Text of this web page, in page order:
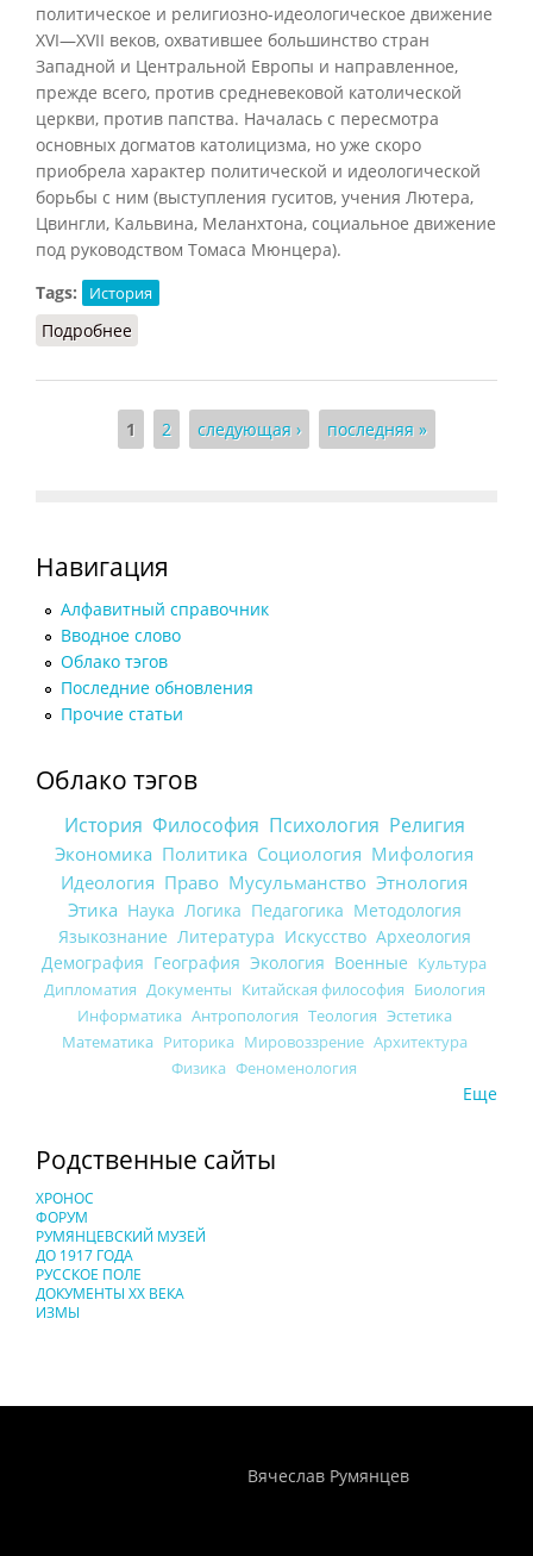
политическое и религиозно-идеологическое движение
XVI—XVII веков, охватившее большинство стран
Западной и Центральной Европы и направленное,
прежде всего, против средневековой католической
церкви, против папства. Началась с пересмотра
основных догматов католицизма, но уже скоро
приобрела характер политической и идеологической
борьбы с ним (выступления гуситов, учения Лютера,
Цвингли, Кальвина, Меланхтона, социальное движение
под руководством Томаса Мюнцера).
Tags:
История
Подробнее
Страницы
1 2 следующая › последняя »
Навигация
Алфавитный справочник
Вводное слово
Облако тэгов
Последние обновления
Прочие статьи
Облако тэгов
История Философия Психология Религия
Экономика Политика Социология Мифология
Идеология Право Мусульманство Этнология
Этика Наука Логика Педагогика Методология
Языкознание Литература Искусство Археология
Демография География Экология Военные Культура
Дипломатия Документы Китайская философия Биология
Информатика Антропология Теология Эстетика
Математика Риторика Мировоззрение Архитектура
Физика Феноменология
Еще
Родственные сайты
ХРОНОС
ФОРУМ
РУМЯНЦЕВСКИЙ МУЗЕЙ
ДО 1917 ГОДА
РУССКОЕ ПОЛЕ
ДОКУМЕНТЫ XX ВЕКА
ИЗМЫ
Вячеслав Румянцев